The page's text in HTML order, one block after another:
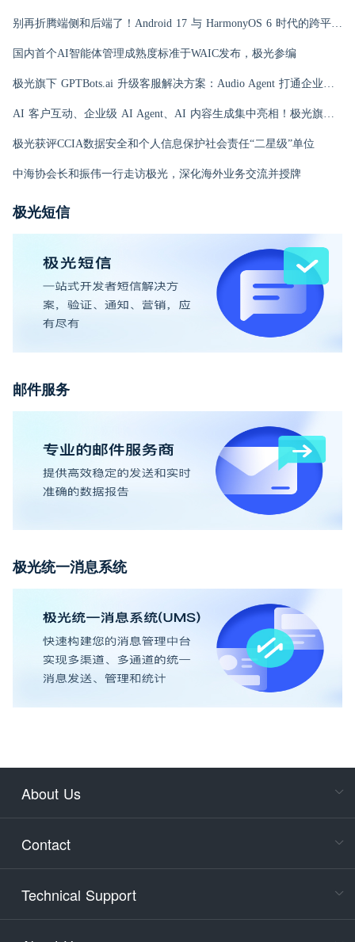
别再折腾端侧和后端了！Android 17 与 HarmonyOS 6 时代的跨平台推送指南
国内首个AI智能体管理成熟度标准于WAIC发布，极光参编
极光旗下 GPTBots.ai 升级客服解决方案：Audio Agent 打通企业通信线路，LINE 客服插件 2.0 同步上线
AI 客户互动、企业级 AI Agent、AI 内容生成集中亮相！极光旗下EngageLab WAIC 2026 现场回顾
极光获评CCIA数据安全和个人信息保护社会责任“二星级”单位
中海协会长和振伟一行走访极光，深化海外业务交流并授牌
极光短信
邮件服务
极光统一消息系统
About Us
Contact
Technical Support